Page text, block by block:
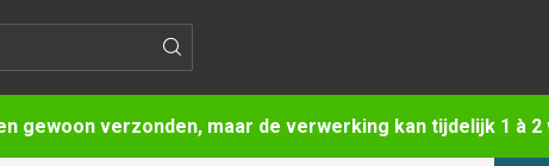
gewoon verzonden, maar de verwerking kan tijdelijk 1 à